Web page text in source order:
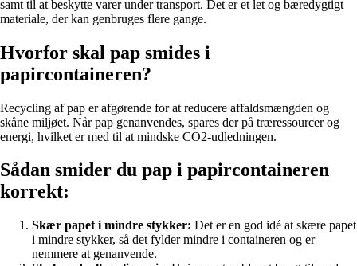
samt til at beskytte varer under transport. Det er et let og bæredygtigt
materiale, der kan genbruges flere gange.
Hvorfor skal pap smides i
papircontaineren?
Recycling af pap er afgørende for at reducere affaldsmængden og
skåne miljøet. Når pap genanvendes, spares der på træressourcer og
energi, hvilket er med til at mindske CO2-udledningen.
Sådan smider du pap i papircontaineren
korrekt:
Skær papet i mindre stykker: Det er en god idé at skære papet
i mindre stykker, så det fylder mindre i containeren og er
nemmere at genanvende.